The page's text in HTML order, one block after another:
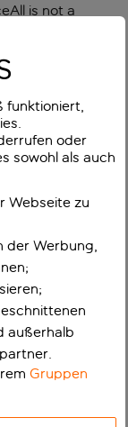
is not a
funktioniert,
oder
sowohl als auch
Webseite zu
der Werbung,
außerhalb
Gruppen